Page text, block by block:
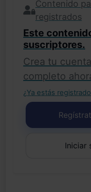
Contenido
registrados
Este
suscriptores.
Crea tu cuenta
completo
¿Ya estás
Iniciar